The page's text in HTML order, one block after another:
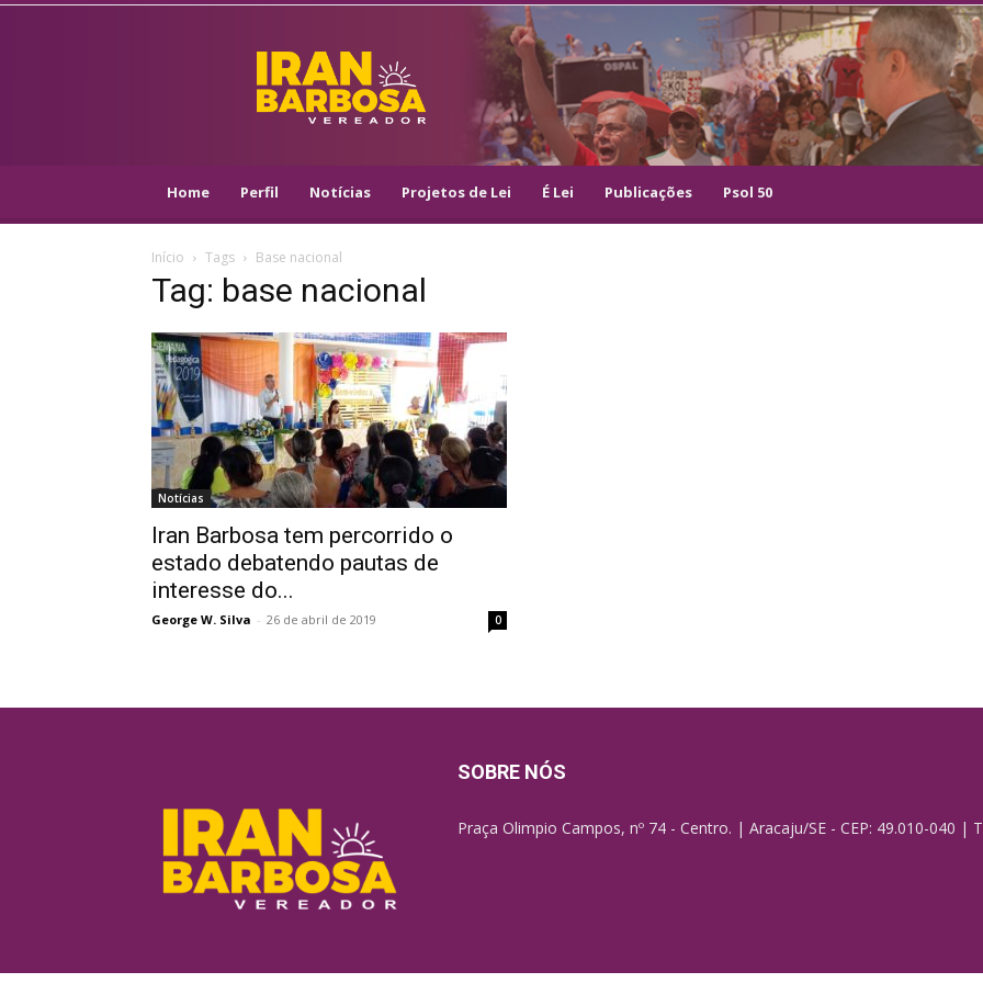
IRAN
BARBOSA
–
VEREADOR
–
Home Perfil Notícias Projetos de Lei É Lei Publicações Psol 50
Início Tags Base nacional
Tag: base nacional
Notícias
Iran Barbosa tem percorrido o
estado debatendo pautas de
interesse do...
George W. Silva - 26 de abril de 2019 0
SOBRE NÓS
Praça Olimpio Campos, nº 74 - Centro. | Aracaju/SE - CEP: 49.010-040 |